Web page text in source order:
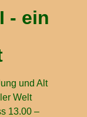
- ein
und Alt
Welt
13.00 –